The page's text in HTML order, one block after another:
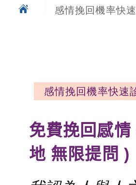
感情挽回機率快
感情挽回機率快速
免費挽回感
地 無限提問 )